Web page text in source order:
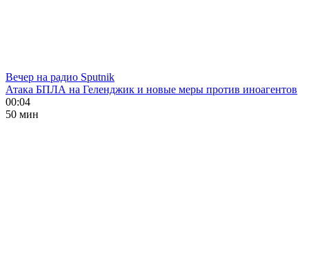
Вечер на радио Sputnik
Атака БПЛА на Геленджик и новые меры против иноагентов
00:04
50 мин